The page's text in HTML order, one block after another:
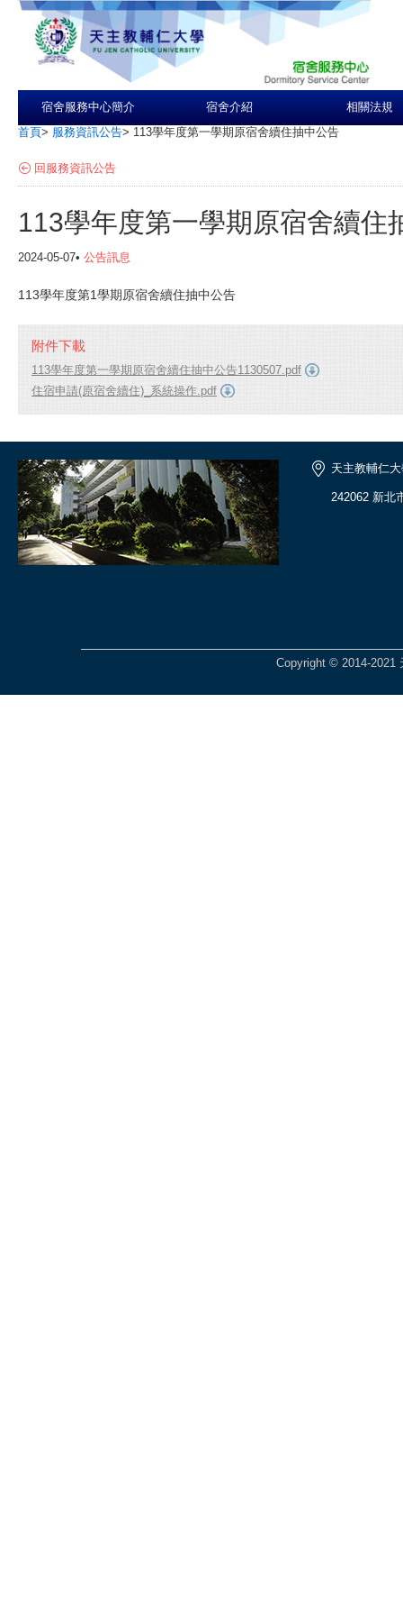
宿舍服務中心簡介 宿舍介紹 相關法規
首頁> 服務資訊公告> 113學年度第一學期原宿舍續住抽中公告
回服務資訊公告
113學年度第一學期原宿舍續住
2024-05-07• 公告訊息
113學年度第1學期原宿舍續住抽中公告
附件下載
113學年度第一學期原宿舍續住抽中公告1130507.pdf
住宿申請(原宿舍續住)_系統操作.pdf
天主教輔仁
242062 新北
Copyright © 2014-2021